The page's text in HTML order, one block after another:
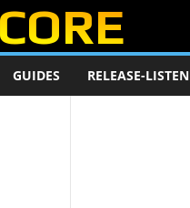
GUIDES RELEASE-LISTEN